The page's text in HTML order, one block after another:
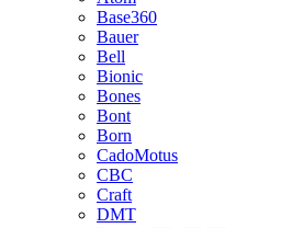
Base360
Bauer
Bell
Bionic
Bones
Bont
Born
CadoMotus
CBC
Craft
DMT